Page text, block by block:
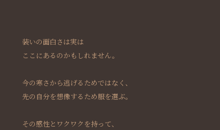
装いの面白さは実は
ここにあるのかもしれません。
今の寒さから逃げるためではなく、
先の自分を想像するため服を選ぶ。
その感性とワクワクを持って、